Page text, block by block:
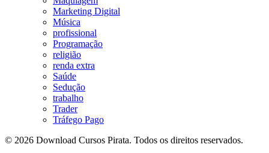
Marketing Digital
Música
profissional
Programação
religião
renda extra
Saúde
Sedução
trabalho
Trader
Tráfego Pago
© 2026 Download Cursos Pirata. Todos os direitos reservados.